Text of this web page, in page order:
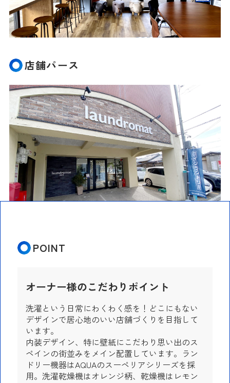
店舗パース
POINT
オーナー様のこだわりポイント
洗濯という日常にわくわく感を！どこにもない
デザインで居心地のいい店舗づくりを目指して
います。
内装デザイン、特に壁紙にこだわり思い出のス
ペインの街並みをメイン配置しています。ラン
ドリー機器はAQUAのスーペリアシリーズを採
用。洗濯乾燥機はオレンジ柄、乾燥機はレモン